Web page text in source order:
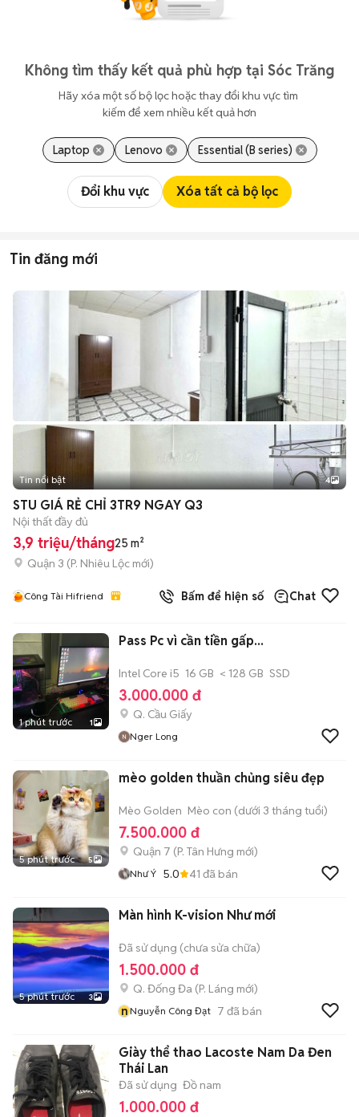
Không tìm thấy kết quả phù hợp tại Sóc Trăng
Hãy xóa một số bộ lọc hoặc thay đổi khu vực tìm
kiếm để xem nhiều kết quả hơn
Laptop Lenovo Essential (B series)
Đổi khu vực Xóa tất cả bộ lọc
Tin đăng mới
Tin nổi bật 4
STU GIÁ RẺ CHỈ 3TR9 NGAY Q3
Nội thất đầy đủ
3,9 triệu/tháng25 m²
Quận 3 (P. Nhiêu Lộc mới)
Công Tài Hifriend Bấm để hiện số Chat
1 phút trước 1
Pass Pc vì cần tiền gấp...
Intel Core i5 16 GB < 128 GB SSD
3.000.000 đ
Q. Cầu Giấy
Nger Long
5 phút trước 5
mèo golden thuần chủng siêu đẹp
Mèo Golden Mèo con (dưới 3 tháng tuổi)
7.500.000 đ
Quận 7 (P. Tân Hưng mới)
Như Ý 5.0 41 đã bán
5 phút trước 3
Màn hình K-vision Như mới
Đã sử dụng (chưa sửa chữa)
1.500.000 đ
Q. Đống Đa (P. Láng mới)
nNguyễn Công Đạt 7 đã bán
Giày thể thao Lacoste Nam Da Đen
Thái Lan
Đã sử dụng Đồ nam
1.000.000 đ